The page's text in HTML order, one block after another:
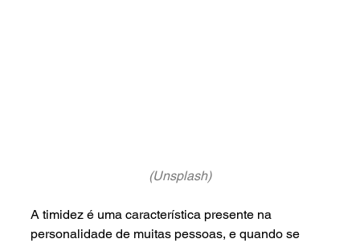
(Unsplash)
A timidez é uma característica presente na
personalidade de muitas pessoas, e quando se